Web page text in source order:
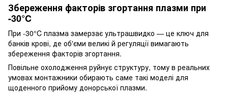
Збереження факторів згортання плазми при
-30°C
При -30°C плазма замерзає ультрашвидко — це ключ для
банків крові, де об'єми великі й регуляції вимагають
збереження факторів згортання.
Повільне охолодження руйнує структуру, тому в реальних
умовах монтажники обирають саме такі моделі для
щоденного прийому донорської плазми.